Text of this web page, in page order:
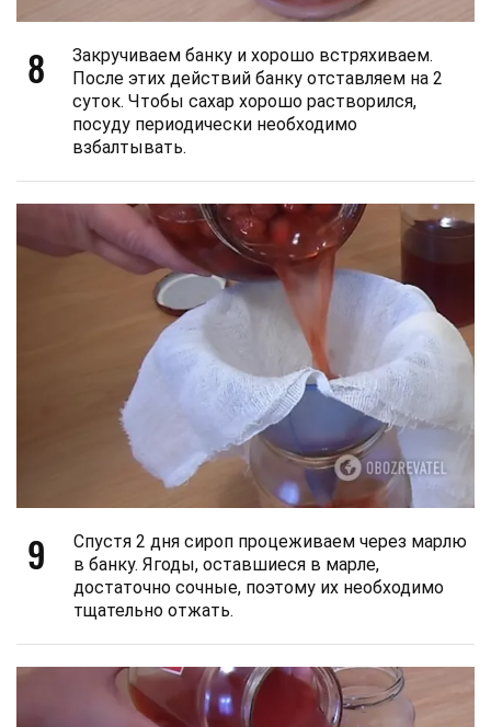
8
Закручиваем банку и хорошо встряхиваем.
После этих действий банку отставляем на 2
суток. Чтобы сахар хорошо растворился,
посуду периодически необходимо
взбалтывать.
9
Спустя 2 дня сироп процеживаем через марлю
в банку. Ягоды, оставшиеся в марле,
достаточно сочные, поэтому их необходимо
тщательно отжать.